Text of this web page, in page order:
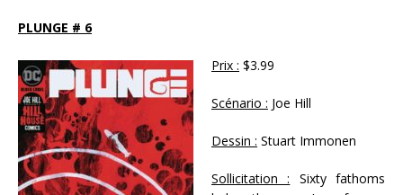
PLUNGE # 6
Prix : $3.99
Scénario : Joe Hill
Dessin : Stuart Immonen
Sollicitation : Sixty fathoms